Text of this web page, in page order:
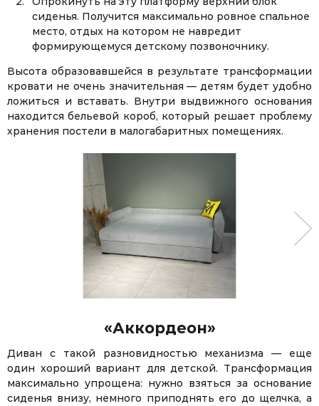
сиденья. Получится максимально ровное спальное
место, отдых на котором не навредит
формирующемуся детскому позвоночнику.
Высота образовавшейся в результате трансформации
кровати не очень значительная — детям будет удобно
ложиться и вставать. Внутри выдвижного основания
находится бельевой короб, который решает проблему
хранения постели в малогабаритных помещениях.
«Аккордеон»
Диван с такой разновидностью механизма — еще
один хороший вариант для детской. Трансформация
максимально упрощена: нужно взяться за основание
сиденья внизу, немного приподнять его до щелчка, а